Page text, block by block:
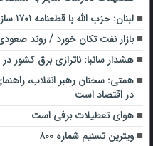
لبنان: حزب الله با قطعنامه ۱۷۰۱ سازمان ملل موافقت کرد
بازار نفت تکان خورد / روند صعودی
هشدار ساتبا: ناترازی برق کشور در سال ۱۴۰۵ به ۲۰ هزار
همتی: سخنان رهبر انقلاب،
در اقتصاد است
هوای تعطیلات برفی است
ویترین تسنیم شماره ۸۰۰